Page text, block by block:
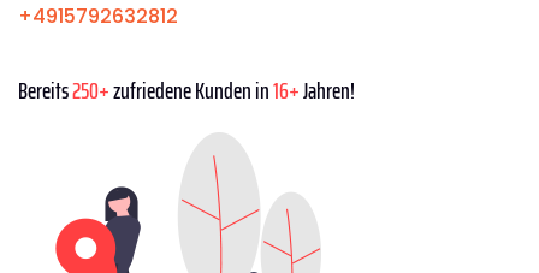
+4915792632812
Bereits250+zufriedene Kunden in16+Jahren!